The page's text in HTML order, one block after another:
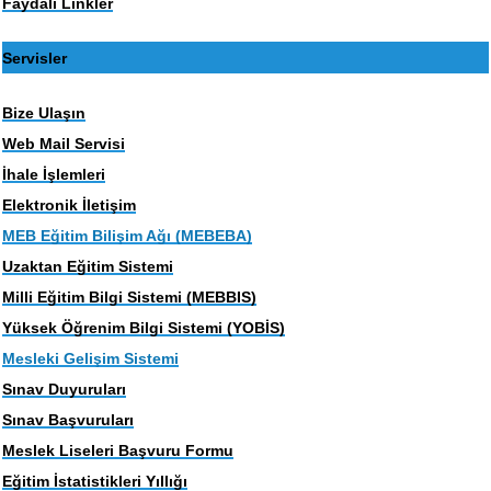
Servisler
Bize Ulaşın
Web Mail Servisi
İhale İşlemleri
Elektronik İletişim
MEB Eğitim Bilişim Ağı (MEBEBA)
Uzaktan Eğitim Sistemi
Milli Eğitim Bilgi Sistemi (MEBBIS)
Yüksek Öğrenim Bilgi Sistemi (YOBİS)
Mesleki Gelişim Sistemi
Sınav Duyuruları
Sınav Başvuruları
Meslek Liseleri Başvuru Formu
Eğitim İstatistikleri Yıllığı